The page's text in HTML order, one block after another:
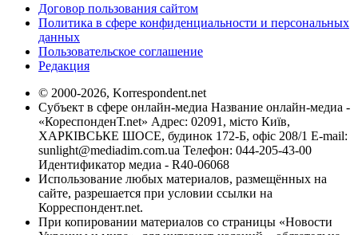
Договор пользования сайтом
Политика в сфере конфиденциальности и персональных
данных
Пользовательское соглашение
Редакция
© 2000-2026, Korrespondent.net
Субъект в сфере онлайн-медиа Название онлайн-медиа -
«КореспонденТ.net» Адрес: 02091, місто Київ,
ХАРКІВСЬКЕ ШОСЕ, будинок 172-Б, офіс 208/1 E-mail:
sunlight@mediadim.com.ua Телефон: 044-205-43-00
Идентификатор медиа - R40-06068
Использование любых материалов, размещённых на
сайте, разрешается при условии ссылки на
Корреспондент.net.
При копировании материалов со страницы «Новости